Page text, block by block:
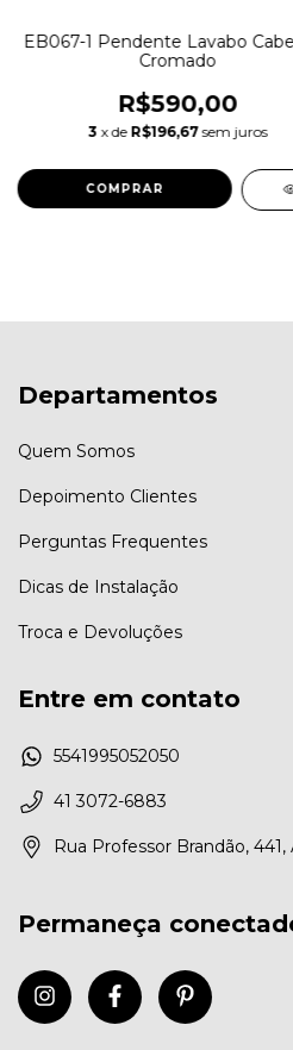
EB067-1 Pendente Lavabo
Cromado
R$590,00
3 x de R$196,67 sem juros
Departamentos
Quem Somos
Depoimento Clientes
Perguntas Frequentes
Dicas de Instalação
Troca e Devoluções
Entre em contato
5541995052050
41 3072-6883
Rua Professor Brandão,
Permaneça